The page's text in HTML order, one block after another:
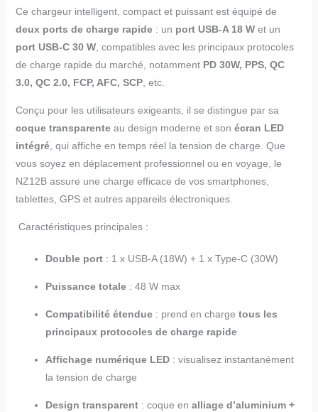
Ce chargeur intelligent, compact et puissant est équipé de
deux ports de charge rapide: un port USB-A 18 Wet un
port USB-C 30 W, compatibles avec les principaux protocoles
de charge rapide du marché, notamment PD 30W, PPS, QC
3.0, QC 2.0, FCP, AFC, SCP, etc.
Conçu pour les utilisateurs exigeants, il se distingue par sa
coque transparenteau design moderne et son écran LED
intégré, qui affiche en temps réel la tension de charge. Que
vous soyez en déplacement professionnel ou en voyage, le
NZ12B assure une charge efficace de vos smartphones,
tablettes, GPS et autres appareils électroniques.
Caractéristiques principales :
Double port: 1 x USB-A (18W) + 1 x Type-C (30W)
Puissance totale: 48 W max
Compatibilité étendue: prend en charge tous les
principaux protocoles de charge rapide
Affichage numérique LED: visualisez instantanément
la tension de charge
Design transparent: coque en alliage d’aluminium +